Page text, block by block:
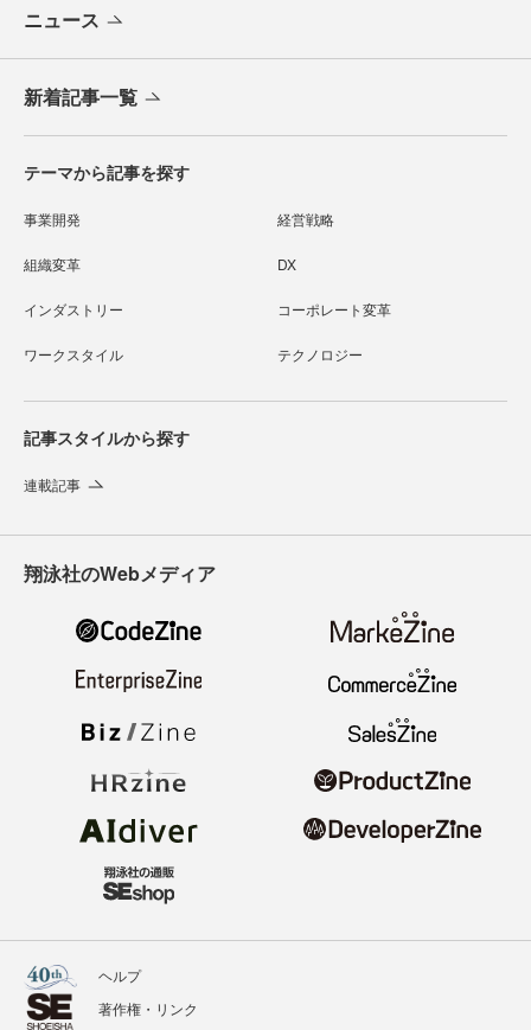
ニュース
新着記事一覧
テーマから記事を探す
事業開発 経営戦略
組織変革 DX
インダストリー コーポレート変革
ワークスタイル テクノロジー
記事スタイルから探す
連載記事
翔泳社のWebメディア
ヘルプ
著作権・リンク